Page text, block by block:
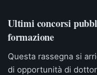
Ultimi concorsi
formazione
Questa rassegna si
di opportunità di